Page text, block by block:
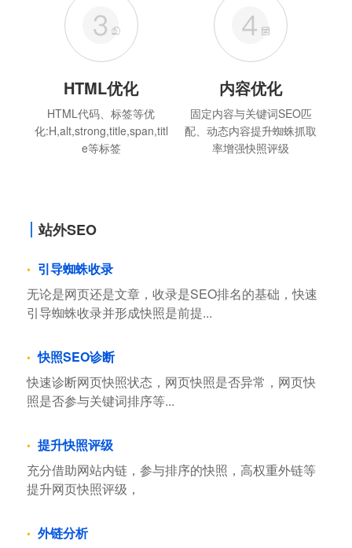
HTML优化
HTML代码、标签等优
化:H,alt,strong,title,span,titl
e等标签
内容优化
固定内容与关键词SEO匹
配、动态内容提升蜘蛛抓取
率增强快照评级
站外SEO
引导蜘蛛收录
无论是网页还是文章，收录是SEO排名的基础，快速
引导蜘蛛收录并形成快照是前提...
快照SEO诊断
快速诊断网页快照状态，网页快照是否异常，网页快
照是否参与关键词排序等...
提升快照评级
充分借助网站内链，参与排序的快照，高权重外链等
提升网页快照评级，
外链分析